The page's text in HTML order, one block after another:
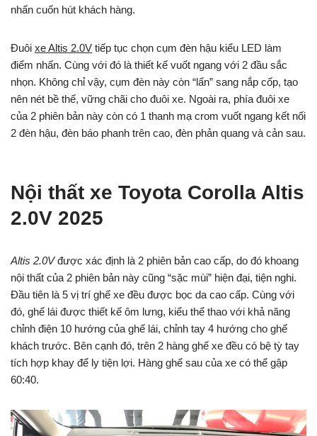
nhấn cuốn hút khách hàng.
Đuôi xe Altis 2.0V tiếp tục chọn cụm đèn hậu kiểu LED làm
điểm nhấn. Cùng với đó là thiết kế vuốt ngang với 2 đầu sắc
nhọn. Không chỉ vậy, cụm đèn này còn “lấn” sang nắp cốp, tạo
nên nét bề thế, vững chãi cho đuôi xe. Ngoài ra, phía đuôi xe
của 2 phiên bản này còn có 1 thanh mạ crom vuốt ngang kết nối
2 đèn hậu, đèn báo phanh trên cao, đèn phản quang và cản sau.
Nội thất xe Toyota Corolla Altis
2.0V 2025
Altis 2.0Vđược xác định là 2 phiên bản cao cấp, do đó khoang
nội thất của 2 phiên bản này cũng “sặc mùi” hiện đại, tiện nghi.
Đầu tiên là 5 vị trí ghế xe đều được bọc da cao cấp. Cùng với
đó, ghế lái được thiết kế ôm lưng, kiểu thể thao với khả năng
chỉnh điện 10 hướng của ghế lái, chỉnh tay 4 hướng cho ghế
khách trước. Bên cạnh đó, trên 2 hàng ghế xe đều có bệ tỳ tay
tích hợp khay để ly tiện lợi. Hàng ghế sau của xe có thể gập
60:40.